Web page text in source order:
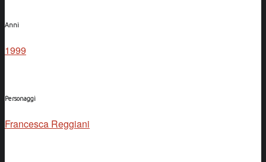
Anni
1999
Personaggi
Francesca Reggiani